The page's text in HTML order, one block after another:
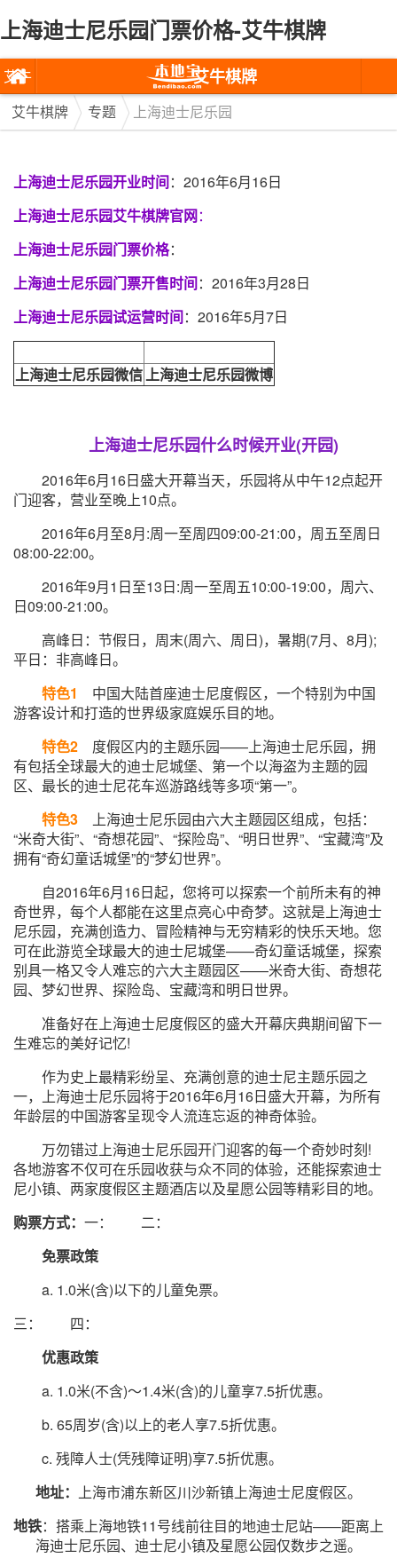
上海迪士尼乐园门票价格-艾牛棋牌
艾牛
棋牌
艾牛棋牌
艾牛棋牌 专题 上海迪士尼乐园
上海迪士尼乐园开业时间：2016年6月16日
上海迪士尼乐园艾牛棋牌官网：
上海迪士尼乐园门票价格：
上海迪士尼乐园门票开售时间：2016年3月28日
上海迪士尼乐园试运营时间：2016年5月7日
上海迪士尼乐园微信上海迪士尼乐园微博
上海迪士尼乐园什么时候开业(开园)
2016年6月16日盛大开幕当天，乐园将从中午12点起开
门迎客，营业至晚上10点。
2016年6月至8月:周一至周四09:00-21:00，周五至周日
08:00-22:00。
2016年9月1日至13日:周一至周五10:00-19:00，周六、
日09:00-21:00。
高峰日：节假日，周末(周六、周日)，暑期(7月、8月);
平日：非高峰日。
特色1 中国大陆首座迪士尼度假区，一个特别为中国
游客设计和打造的世界级家庭娱乐目的地。
特色2 度假区内的主题乐园——上海迪士尼乐园，拥
有包括全球最大的迪士尼城堡、第一个以海盗为主题的园
区、最长的迪士尼花车巡游路线等多项“第一”。
特色3 上海迪士尼乐园由六大主题园区组成，包括：
“米奇大街”、“奇想花园”、“探险岛”、“明日世界”、“宝藏湾”及
拥有“奇幻童话城堡”的“梦幻世界”。
自2016年6月16日起，您将可以探索一个前所未有的神
奇世界，每个人都能在这里点亮心中奇梦。这就是上海迪士
尼乐园，充满创造力、冒险精神与无穷精彩的快乐天地。您
可在此游览全球最大的迪士尼城堡——奇幻童话城堡，探索
别具一格又令人难忘的六大主题园区——米奇大街、奇想花
园、梦幻世界、探险岛、宝藏湾和明日世界。
准备好在上海迪士尼度假区的盛大开幕庆典期间留下一
生难忘的美好记忆!
作为史上最精彩纷呈、充满创意的迪士尼主题乐园之
一，上海迪士尼乐园将于2016年6月16日盛大开幕，为所有
年龄层的中国游客呈现令人流连忘返的神奇体验。
万勿错过上海迪士尼乐园开门迎客的每一个奇妙时刻!
各地游客不仅可在乐园收获与众不同的体验，还能探索迪士
尼小镇、两家度假区主题酒店以及星愿公园等精彩目的地。
购票方式： 一： 二：
免票政策
a. 1.0米(含)以下的儿童免票。
三： 四：
优惠政策
a. 1.0米(不含)～1.4米(含)的儿童享7.5折优惠。
b. 65周岁(含)以上的老人享7.5折优惠。
c. 残障人士(凭残障证明)享7.5折优惠。
地址： 上海市浦东新区川沙新镇上海迪士尼度假区。
地铁：搭乘上海地铁11号线前往目的地迪士尼站——距离上
海迪士尼乐园、迪士尼小镇及星愿公园仅数步之遥。